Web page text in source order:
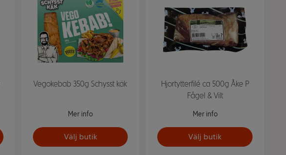
Vegokebab 350g Schysst käk
Mer info
Välj butik
Hjortytterfilé ca 500g Åke P
Fågel & Vilt
Mer info
Välj butik